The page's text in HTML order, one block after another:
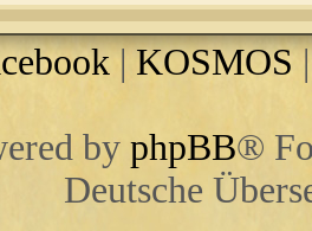
| KOSMOS
by phpBB®
Deutsche